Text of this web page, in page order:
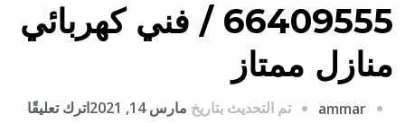
66409555 / فني كهربائي
منازل ممتاز
ammar تم التحديث بتاريخ مارس 14, 2021 اترك تعليقًا